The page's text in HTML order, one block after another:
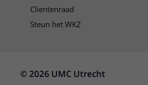
Clientenraad
Steun het WKZ
© 2026 UMC Utrecht